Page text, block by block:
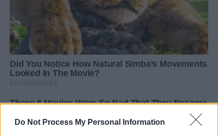
Do Not Process My Personal Information